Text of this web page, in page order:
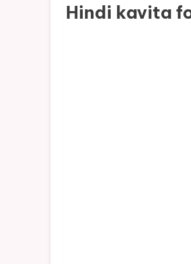
Hindi kavita for